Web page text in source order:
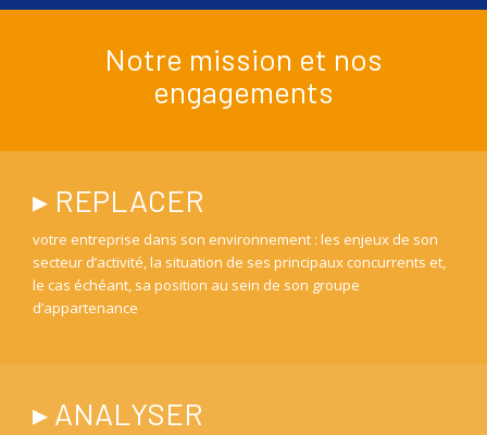
Notre mission et nos
engagements
▸ REPLACER
votre entreprise dans son environnement : les enjeux de son
secteur d’activité, la situation de ses principaux concurrents et,
le cas échéant, sa position au sein de son groupe
d’appartenance
▸ ANALYSER